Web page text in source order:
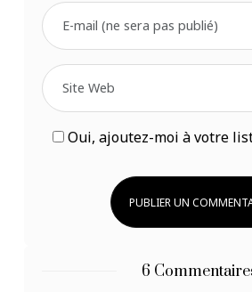
Oui, ajoutez-moi à votre
6